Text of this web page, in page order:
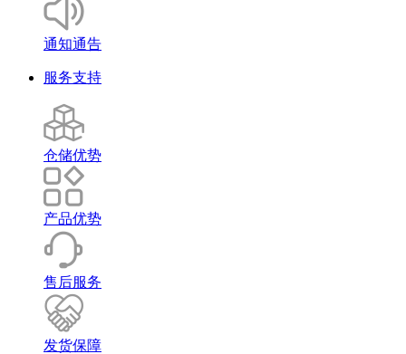
通知通告
服务支持
仓储优势
产品优势
售后服务
发货保障